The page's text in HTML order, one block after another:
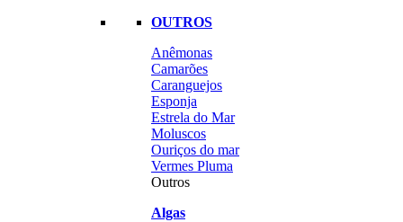
OUTROS
Anêmonas
Camarões
Caranguejos
Esponja
Estrela do Mar
Moluscos
Ouriços do mar
Vermes Pluma
Outros
Algas